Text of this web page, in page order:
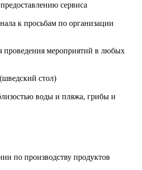
сервиса
стол)
по производству продуктов